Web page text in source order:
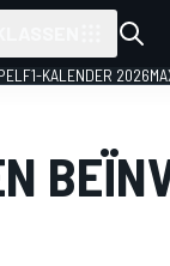
F1-KALENDER 2026